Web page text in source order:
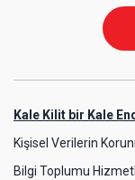
Kale Kilit bir Kale
Kişisel Verilerin
Bilgi Toplumu